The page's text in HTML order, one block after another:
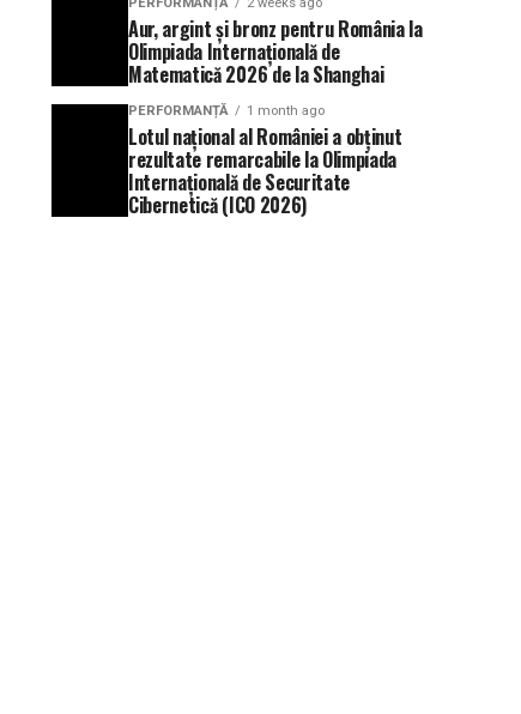
Aur, argint și bronz pentru România la
Olimpiada Internațională de
Matematică 2026 de la Shanghai
PERFORMANȚĂ 1 month ago
Lotul național al României a obținut
rezultate remarcabile la Olimpiada
Internațională de Securitate
Cibernetică (ICO 2026)